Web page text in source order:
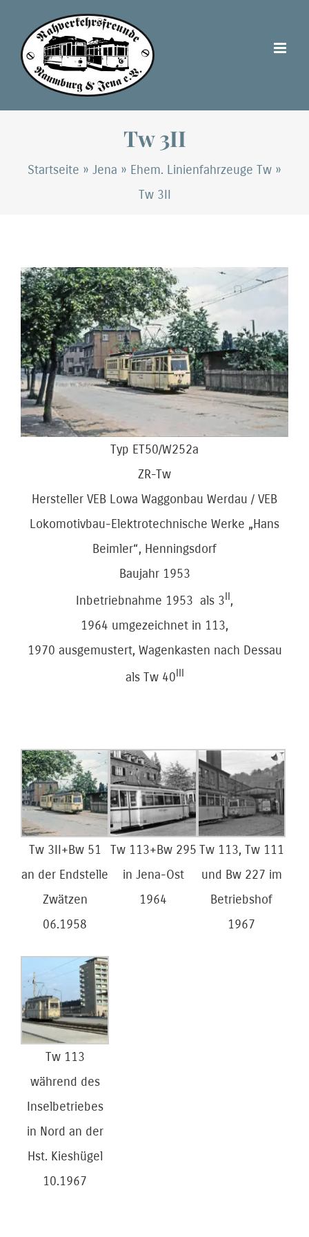
Inhalt
springen
Tw 3II
Startseite » Jena » Ehem. Linienfahrzeuge Tw »
Tw 3II
Zeige
grösseres
Bild
Typ ET50/W252a
ZR-Tw
Hersteller VEB Lowa Waggonbau Werdau / VEB
Lokomotivbau-Elektrotechnische Werke „Hans
Beimler“, Henningsdorf
Baujahr 1953
Inbetriebnahme 1953 als 3 ,
1964 umgezeichnet in 113,
1970 ausgemustert, Wagenkasten nach Dessau
als Tw 40
Tw 3II+Bw 51
an der Endstelle
Zwätzen
06.1958
Tw 113+Bw 295
in Jena-Ost
1964
Tw 113, Tw 111
und Bw 227 im
Betriebshof
1967
Tw 113
während des
Inselbetriebes
in Nord an der
Hst. Kieshügel
10.1967